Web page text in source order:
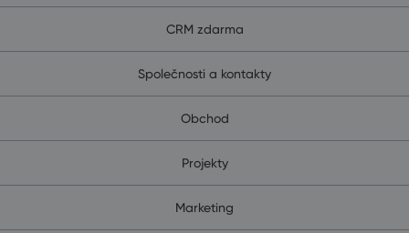
CRM zdarma
Společnosti a kontakty
Obchod
Projekty
Marketing